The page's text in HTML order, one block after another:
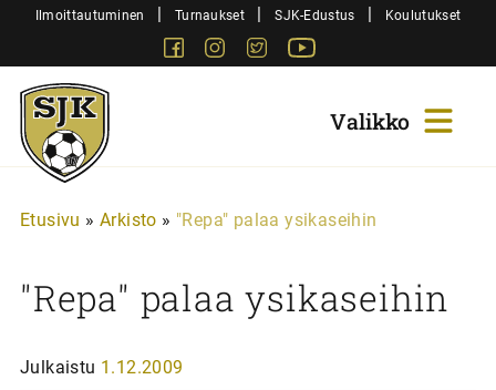
SiirryIlmoittautuminen | Turnaukset | SJK-Edustus | Koulutukset
FacebookInstagram
Twitter
Sjk-
Juniorit
Etusivu » Arkisto » "Repa" palaa ysikaseihin
"Repa" palaa ysikaseihin
Julkaistu 1.12.2009